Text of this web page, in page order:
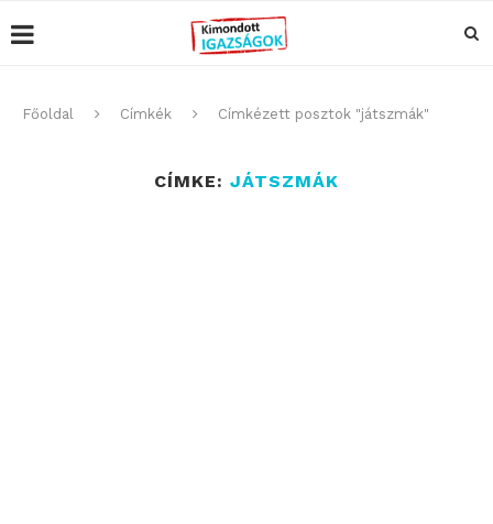
Főoldal Címkék Címkézett posztok "játszmák"
CÍMKE: JÁTSZMÁK